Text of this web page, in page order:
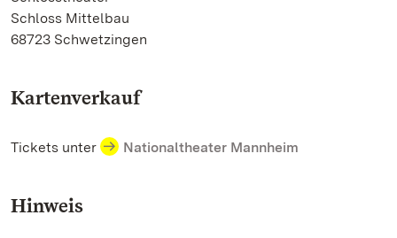
Schloss Mittelbau
68723 Schwetzingen
Kartenverkauf
Tickets unter Nationaltheater Mannheim
Hinweis